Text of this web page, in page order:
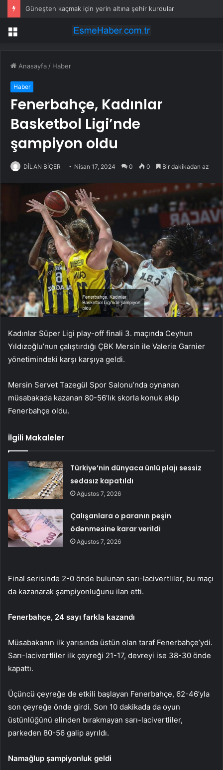
Güneşten kaçmak için yerin altına şehir kurdular
Menü
Anasayfa / Haber
Haber
Fenerbahçe, Kadınlar
Basketbol Ligi’nde
şampiyon oldu
DİLAN BİÇER Nisan 17, 2024 0 0 Bir dakikadan az
Kadınlar Süper Ligi play-off finali 3. maçında Ceyhun
Yıldızoğlu’nun çalıştırdığı ÇBK Mersin ile Valerie Garnier
yönetimindeki karşı karşıya geldi.
Mersin Servet Tazegül Spor Salonu’nda oynanan
müsabakada kazanan 80-56’lık skorla konuk ekip
Fenerbahçe oldu.
İlgili Makaleler
Türkiye’nin dünyaca ünlü plajı sessiz
sedasız kapatıldı
Ağustos 7, 2026
Çalışanlara o paranın peşin
ödenmesine karar verildi
Ağustos 7, 2026
Final serisinde 2-0 önde bulunan sarı-lacivertliler, bu maçı
da kazanarak şampiyonluğunu ilan etti.
Fenerbahçe, 24 sayı farkla kazandı
Müsabakanın ilk yarısında üstün olan taraf Fenerbahçe’ydi.
Sarı-lacivertliler ilk çeyreği 21-17, devreyi ise 38-30 önde
kapattı.
Üçüncü çeyreğe de etkili başlayan Fenerbahçe, 62-46’yla
son çeyreğe önde girdi. Son 10 dakikada da oyun
üstünlüğünü elinden bırakmayan sarı-lacivertliler,
parkeden 80-56 galip ayrıldı.
Namağlup şampiyonluk geldi